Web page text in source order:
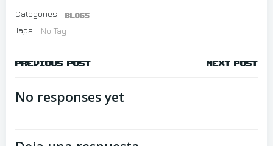
Categories: Blogs
Tags: No Tag
Navegación
de
Previous post Next post
No responses yet